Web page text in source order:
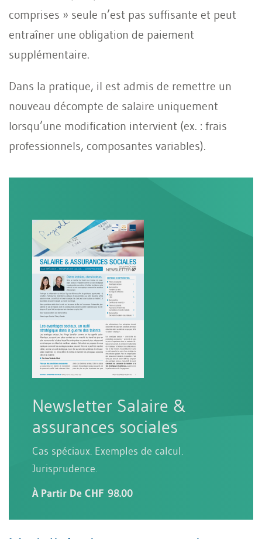
comprises » seule n’est pas suffisante et peut
entraîner une obligation de paiement
supplémentaire.
Dans la pratique, il est admis de remettre un
nouveau décompte de salaire uniquement
lorsqu’une modification intervient (ex. : frais
professionnels, composantes variables).
Newsletter Salaire &
assurances sociales
Cas spéciaux. Exemples de calcul.
Jurisprudence.
À Partir De CHF 98.00